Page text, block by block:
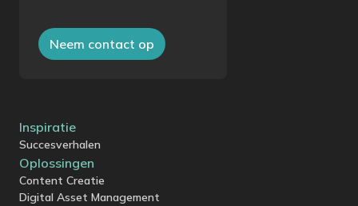
Neem contact op
Inspiratie
Succesverhalen
Oplossingen
Content Creatie
Digital Asset Management